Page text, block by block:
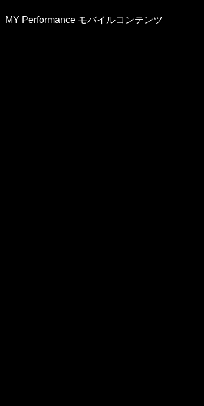
MY Performance モバイルコンテンツ